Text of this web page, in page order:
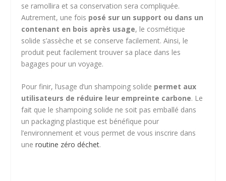
se ramollira et sa conservation sera compliquée.
Autrement, une fois posé sur un support ou dans un
contenant en bois après usage, le cosmétique
solide s’assèche et se conserve facilement. Ainsi, le
produit peut facilement trouver sa place dans les
bagages pour un voyage.
Pour finir, l’usage d’un shampoing solide permet aux
utilisateurs de réduire leur empreinte carbone. Le
fait que le shampoing solide ne soit pas emballé dans
un packaging plastique est bénéfique pour
l’environnement et vous permet de vous inscrire dans
uneroutine zéro déchet.